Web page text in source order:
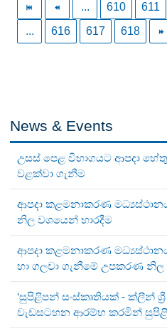
... 610 611
...
616 617 618
News & Events
උසස් පෙළ විභාගයට ආපදා
වළක්වා ගැනීම
ආපදා කළමනාකරණ
නිල වශයෙන් භාරදීම
ආපදා කළමනාකරණ
හා ගලවා ගැනීමේ උපකරණ නිල
‘සුපිළිපන් සංස්කෘතියක් - ක්ලීන්
වැඩසටහන ආරම්භ කරමින්